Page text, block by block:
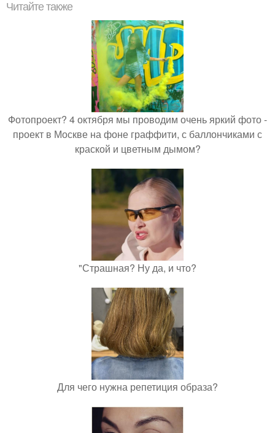
Читайте также
Фотопроект? 4 октября мы проводим очень яркий фото -
проект в Москве на фоне граффити, с баллончиками с
краской и цветным дымом?
"Страшная? Ну да, и что?
Для чего нужна репетиция образа?